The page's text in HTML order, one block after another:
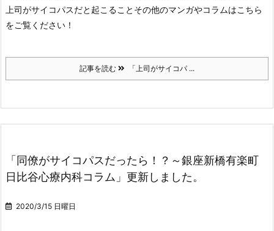
上司がサイコパスだと起こること その他のマンガやコラムはこちら
をご覧ください！
記事を読む 「上司がサイコパ ...
「同僚がサイコパスだったら！？～銀座新橋有楽町
日比谷心療内科コラム」更新しました。
2020/3/15 日曜日